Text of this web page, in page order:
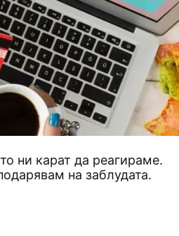
ни карат да реагираме.
на заблудата.